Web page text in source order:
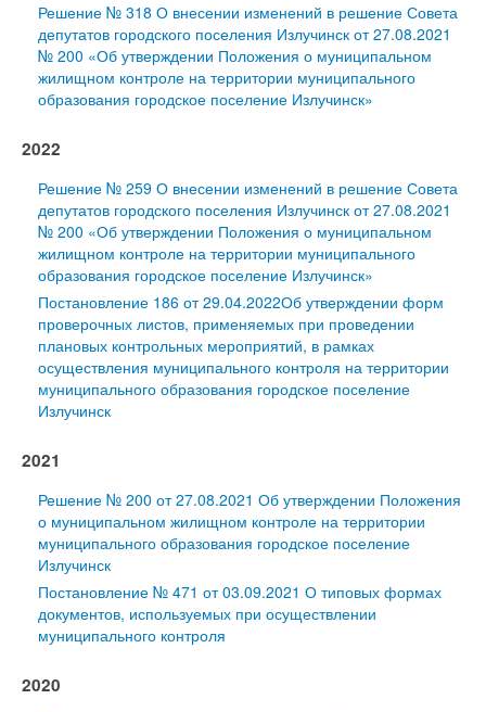
Решение № 318 О внесении изменений в решение Совета
депутатов городского поселения Излучинск от 27.08.2021
№ 200 «Об утверждении Положения о муниципальном
жилищном контроле на территории муниципального
образования городское поселение Излучинск»
2022
Решение № 259 О внесении изменений в решение Совета
депутатов городского поселения Излучинск от 27.08.2021
№ 200 «Об утверждении Положения о муниципальном
жилищном контроле на территории муниципального
образования городское поселение Излучинск»
Постановление 186 от 29.04.2022Об утверждении форм
проверочных листов, применяемых при проведении
плановых контрольных мероприятий, в рамках
осуществления муниципального контроля на территории
муниципального образования городское поселение
Излучинск
2021
Решение № 200 от 27.08.2021 Об утверждении Положения
о муниципальном жилищном контроле на территории
муниципального образования городское поселение
Излучинск
Постановление № 471 от 03.09.2021 О типовых формах
документов, используемых при осуществлении
муниципального контроля
2020